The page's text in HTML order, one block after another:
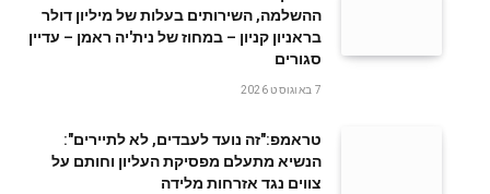
ההשלמה, השירותים בעלות של מיליון דולר
בראניון קניון – במחוז של נית'יה ראמן – עדיין
סגורים
7 באוגוסט 2026
טראמפ:"זה נועד לעבדים, לא לתיירים":
הנשיא מתעלם מפסיקת העליון וחותם על
צווים נגד אזרחות מלידה